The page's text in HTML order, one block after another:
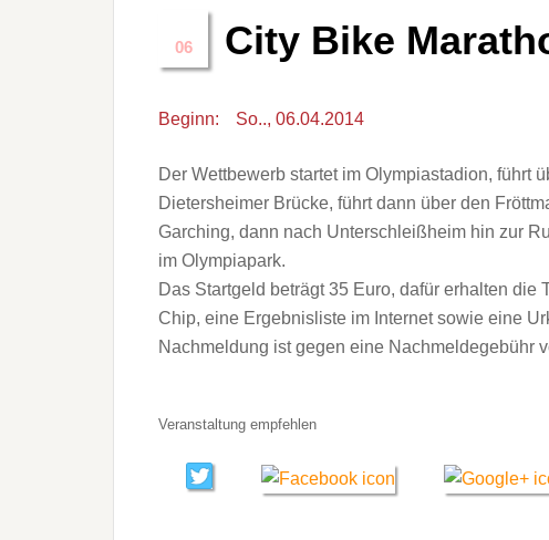
06 City Bike
Beginn: So.., 06.04.2014
Der Wettbewerb startet im Olympiastadion, führt
Dietersheimer Brücke, führt dann über den
Garching, dann nach Unterschleißheim hin zur
im Olympiapark.
Das Startgeld beträgt 35 Euro, dafür erhalten
Chip, eine Ergebnisliste im Internet sowie eine
Nachmeldung ist gegen eine Nachmeldegebühr
Veranstaltung empfehlen